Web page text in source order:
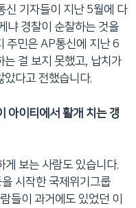
신 기자들이 지난 5월에 다
냐 경찰이 순찰하는 것을
주민은 AP통신에 지난 6
는 걸 보지 못했고, 납치가
았다고 전했습니다.
아이티에서 활개 치는 갱
게 보는 사람도 있습니다.
시작한 국제위기그룹
들이 과거에도 있었던 이